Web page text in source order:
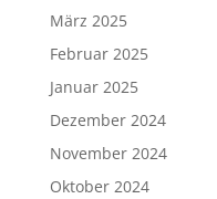
März 2025
Februar 2025
Januar 2025
Dezember 2024
November 2024
Oktober 2024